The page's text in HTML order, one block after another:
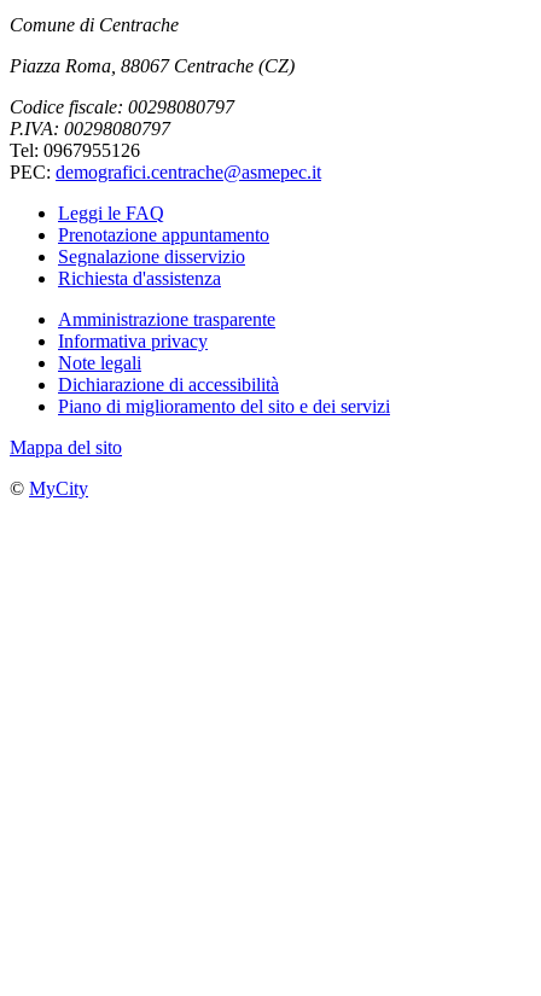
Comune di Centrache
Piazza Roma, 88067 Centrache (CZ)
Codice fiscale: 00298080797
P.IVA: 00298080797
Tel: 0967955126
PEC: demografici.centrache@asmepec.it
Leggi le FAQ
Prenotazione appuntamento
Segnalazione disservizio
Richiesta d'assistenza
Amministrazione trasparente
Informativa privacy
Note legali
Dichiarazione di accessibilità
Piano di miglioramento del sito e dei servizi
Mappa del sito
© MyCity